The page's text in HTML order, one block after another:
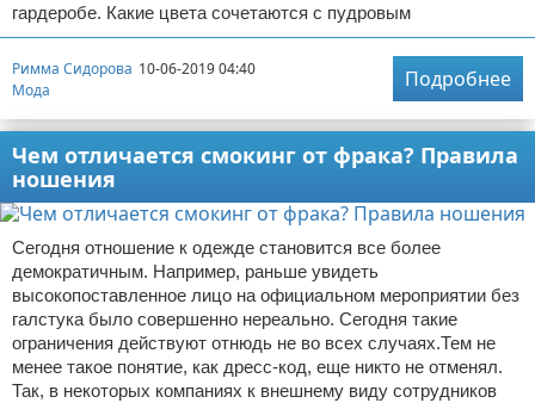
гардеробе. Какие цвета сочетаются с пудровым
Римма Сидорова 10-06-2019 04:40
Мода
Подробнее
Чем отличается смокинг от фрака? Правила
ношения
Сегодня отношение к одежде становится все более
демократичным. Например, раньше увидеть
высокопоставленное лицо на официальном мероприятии без
галстука было совершенно нереально. Сегодня такие
ограничения действуют отнюдь не во всех случаях.Тем не
менее такое понятие, как дресс-код, еще никто не отменял.
Так, в некоторых компаниях к внешнему виду сотрудников